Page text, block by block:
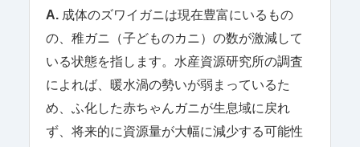
A.成体のズワイガニは現在豊富にいるもの
の、稚ガニ（子どものカニ）の数が激減して
いる状態を指します。水産資源研究所の調査
によれば、暖水渦の勢いが弱まっているた
め、ふ化した赤ちゃんガニが生息域に戻れ
ず、将来的に資源量が大幅に減少する可能性